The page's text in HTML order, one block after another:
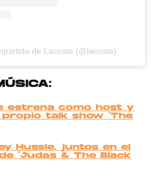
de Lacoste (@lacoste)
estrena como host y
talk show ‘The
Hussle, juntos en el
‘Judas & The Black